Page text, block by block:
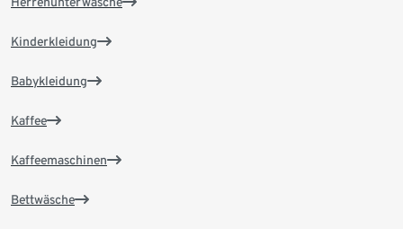
Kinderkleidung
Babykleidung
Kaffee
Kaffeemaschinen
Bettwäsche